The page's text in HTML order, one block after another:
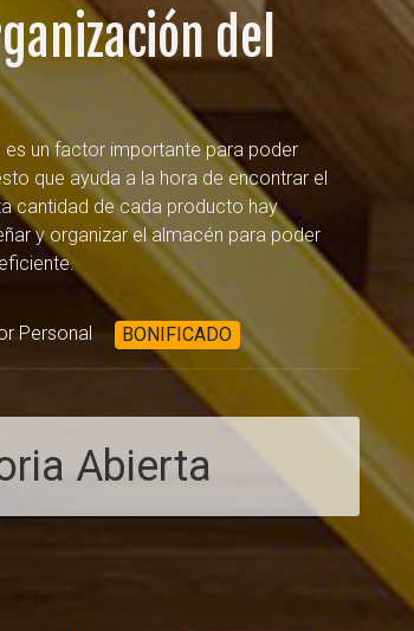
del
un factor importante para poder
que ayuda a la hora de encontrar el
cantidad de cada producto hay
y organizar el almacén para poder
Personal BONIFICADO
Abierta